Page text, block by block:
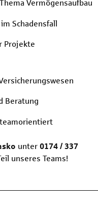
Vermögensaufbau
Schadensfall
Projekte
Beratung
unter 0174 / 337
unseres Teams!